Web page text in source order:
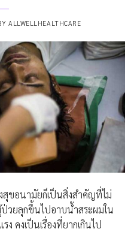
ALLWELLHEALTHCARE
สุขอนามัยก็เป็นสิ่งสำคัญที่ไม่
วยลุกขึ้นไปอาบน้ำสระผมใน
คงเป็นเรื่องที่ยากเกินไป